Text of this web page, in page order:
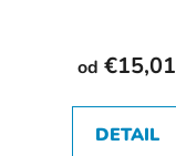
od €15,01
DETAIL